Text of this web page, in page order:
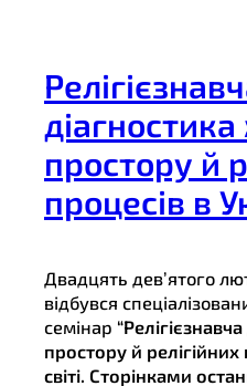
простору й
процесів в
Двадцять дев’ятого
відбувся
семінар
простору й релігійних
світі. Сторінками